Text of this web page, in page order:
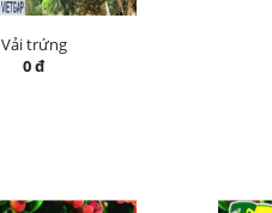
Vải trứng
0 đ